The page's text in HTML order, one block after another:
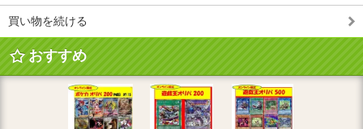
買い物を続ける
おすすめ